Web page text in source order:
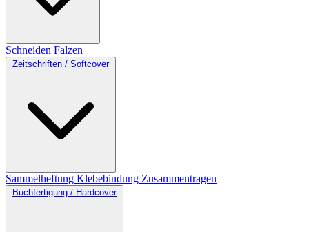
Schneiden Falzen
Zeitschriften / Softcover
Sammelheftung Klebebindung Zusammentragen
Buchfertigung / Hardcover